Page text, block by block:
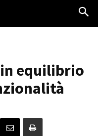
equilibrio